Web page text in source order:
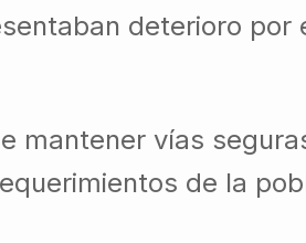
deterioro
mantener vías
de la